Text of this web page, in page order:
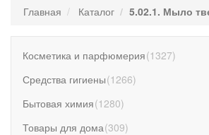
Главная Каталог 5.02.1. Мыло
Косметика и парфюмерия(1327)
Средства гигиены(1266)
Бытовая химия(1280)
Товары для дома(309)